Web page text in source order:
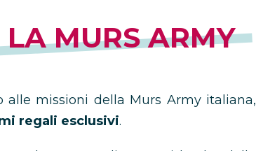
LA MURS ARMY
missioni della Murs Army italiana,
regali esclusivi.